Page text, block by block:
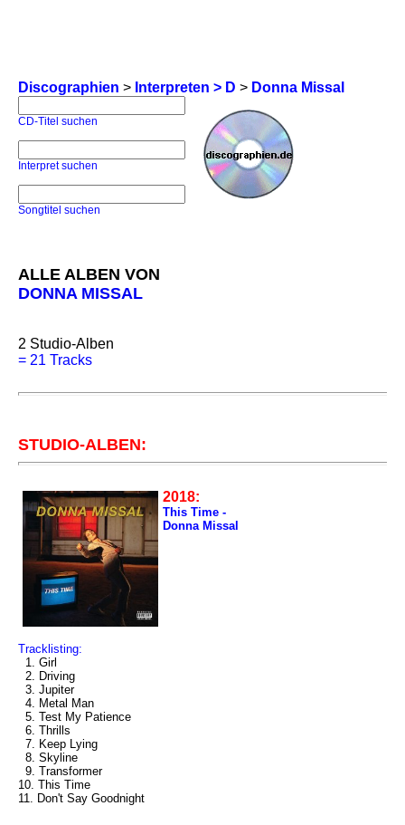
Discographien > Interpreten > D > Donna Missal
CD-Titel suchen
Interpret suchen
Songtitel suchen
ALLE ALBEN VON
DONNA MISSAL
2 Studio-Alben
= 21 Tracks
STUDIO-ALBEN:
2018:
This Time -
Donna Missal
Tracklisting:
1. Girl
2. Driving
3. Jupiter
4. Metal Man
5. Test My Patience
6. Thrills
7. Keep Lying
8. Skyline
9. Transformer
10. This Time
11. Don't Say Goodnight